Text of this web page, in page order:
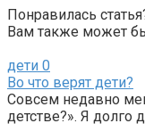
Понравилась
Вам также может
дети 0
Во что верят дети?
Совсем недавно
детстве?». Я долго